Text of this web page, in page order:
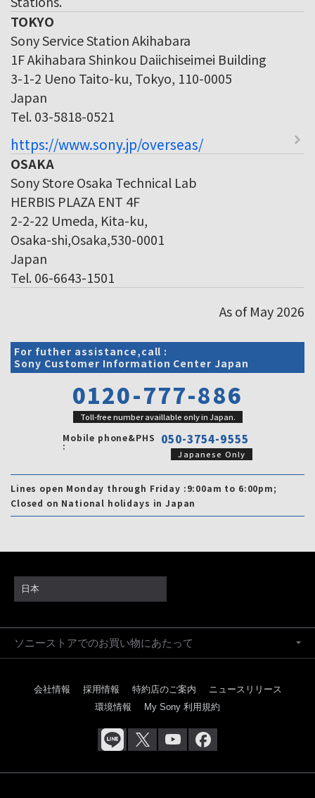
TOKYO
Sony Service Station Akihabara
1F Akihabara Shinkou Daiichiseimei Building
3-1-2 Ueno Taito-ku, Tokyo, 110-0005
Japan
Tel. 03-5818-0521
https://www.sony.jp/overseas/
OSAKA
Sony Store Osaka Technical Lab
HERBIS PLAZA ENT 4F
2-2-22 Umeda, Kita-ku,
Osaka-shi,Osaka,530-0001
Japan
Tel. 06-6643-1501
As of May 2026
For futher assistance,call :
Sony Customer Information Center Japan
0120-777-886
Toll-free number availlable only in Japan.
Mobile phone&PHS
: 050-3754-9555
Japanese Only
Lines open Monday through Friday :9:00am to 6:00pm;
Closed on National holidays in Japan
日本
ソニーストアでのお買い物にあたって
会社情報 採用情報 特約店のご案内
ニュースリリース
環境情報
My Sony 利用規約